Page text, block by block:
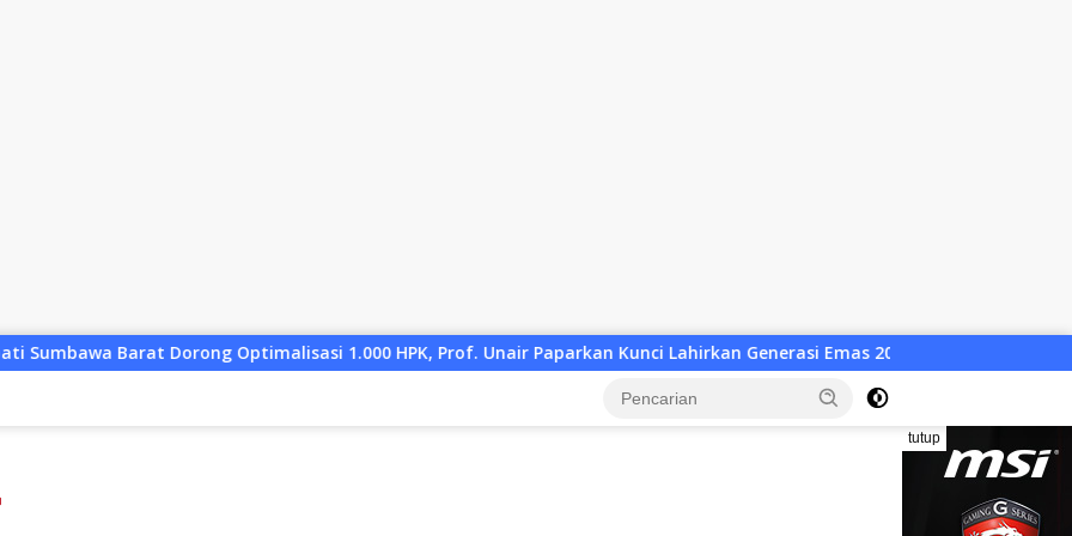
1.000 HPK, Prof. Unair Paparkan Kunci Lahirkan Generasi Emas 2045 Atlet Wushu Dompu Dicoret Sepihak, 8
tutup